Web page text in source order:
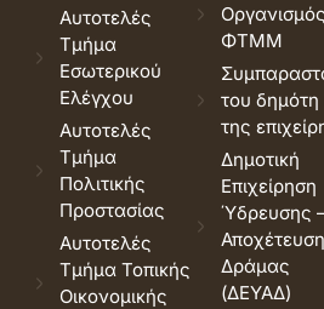
Αυτοτελές
Τμήμα
Εσωτερικού
Ελέγχου
Αυτοτελές
Τμήμα
Πολιτικής
Προστασίας
Αυτοτελές
Τμήμα Τοπικής
Οικονομικής
ΦΤΜΜ
του δημότη
της
Δημοτική
Επιχείρηση
Ύδρευσης
Δράμας
(ΔΕΥΑΔ)